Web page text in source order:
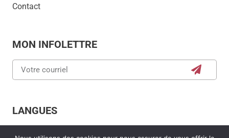
Contact
MON INFOLETTRE
LANGUES